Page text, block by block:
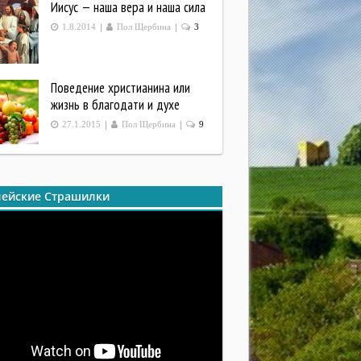
Иисус — наша вера и наша сила
1.8.2014 | Пол Щербина | 3
Поведение христианина или
жизнь в благодати и духе
27.1.2015 | Пол Щербина | 9
Страшилки